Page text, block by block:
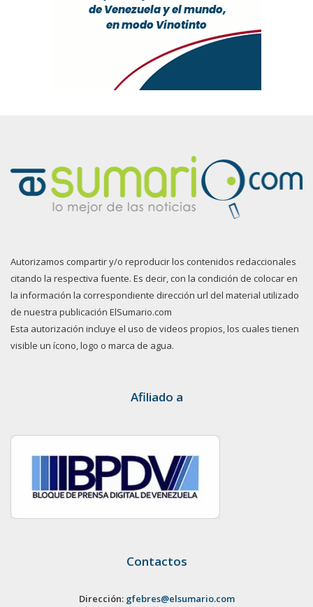
Autorizamos compartir y/o reproducir los contenidos redaccionales
citando la respectiva fuente. Es decir, con la condición de colocar en
la información la correspondiente dirección url del material utilizado
de nuestra publicación ElSumario.com
Esta autorización incluye el uso de videos propios, los cuales tienen
visible un ícono, logo o marca de agua.
Afiliado a
Contactos
Dirección: gfebres@elsumario.com